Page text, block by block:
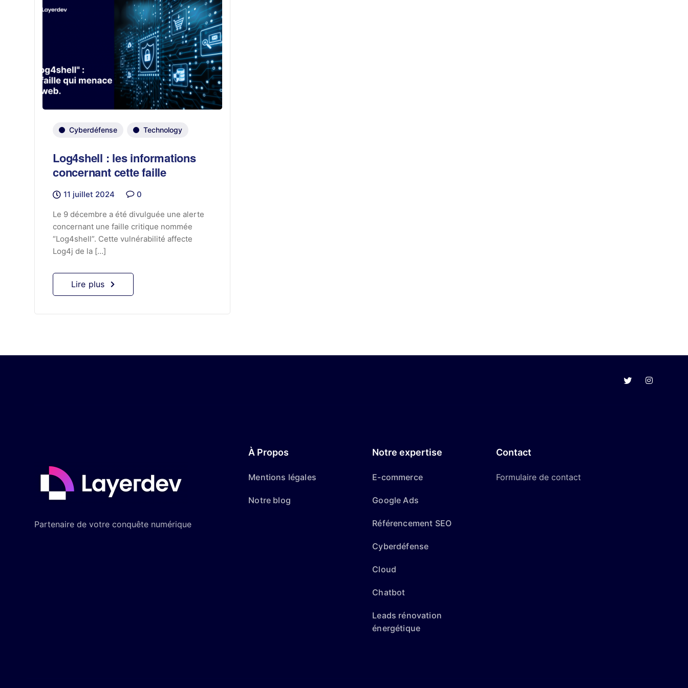
Cyberdéfense Technology
Log4shell : les informations
concernant cette faille
11 juillet 2024 0
Le 9 décembre a été divulguée une alerte
concernant une faille critique nommée
“Log4shell”. Cette vulnérabilité affecte
Log4j de la […]
Lire plus
Partenaire de votre conquête numérique
À Propos
Mentions légales
Notre blog
Notre expertise
E-commerce
Google Ads
Référencement SEO
Cyberdéfense
Cloud
Chatbot
Leads rénovation
énergétique
Contact
Formulaire de contact